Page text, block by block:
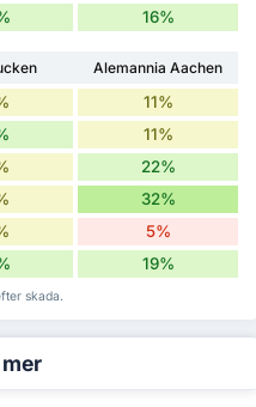
16%
Alemannia Aachen
11%
11%
22%
32%
5%
19%
skada.